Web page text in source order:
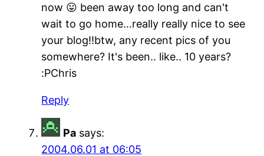
now 😛 been away too long and can't
wait to go home…really really nice to see
your blog!!btw, any recent pics of you
somewhere? It's been.. like.. 10 years?
:PChris
Reply
Pa says:
2004.06.01 at 06:05